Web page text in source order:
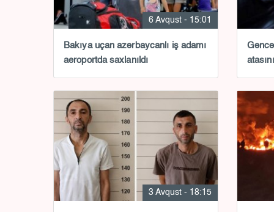
6 Avqust - 15:01
Bakıya uçan azərbaycanlı iş adamı
aeroportda saxlanıldı
3 Avqust - 18:15